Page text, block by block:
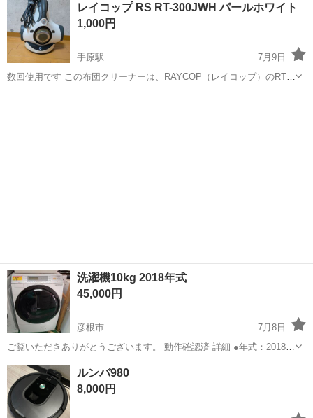
るわけではありませんので気になるものが複数ある方は早めにご連絡
お願いします。 実物を見てキャ...
レイコップ RS RT-300JWH パールホワイト
1,000円
手原駅
7月9日
数回使用です この布団クリーナーは、RAYCOP（レイコップ）のRT-
洗濯機10kg 2018年式
45,000円
彦根市
7月8日
ご覧いただきありがとうございます。 動作確認済 詳細 ●年式：2018年
●容量：10ＫＧ 乾燥 ６ＫＧ ●付属品：写真のものが全てです 保証
期間 1か月 現物確認大歓迎 ≪状態≫ クリーニ...
滋賀 彦根市
ルンバ980
8,000円